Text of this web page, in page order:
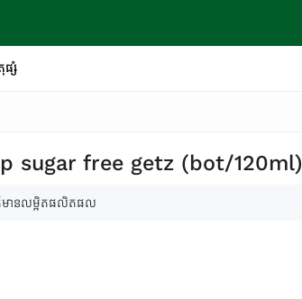
ផ្សំ
sugar free getz (bot/120ml)
មានលម្អិតផលិតផល